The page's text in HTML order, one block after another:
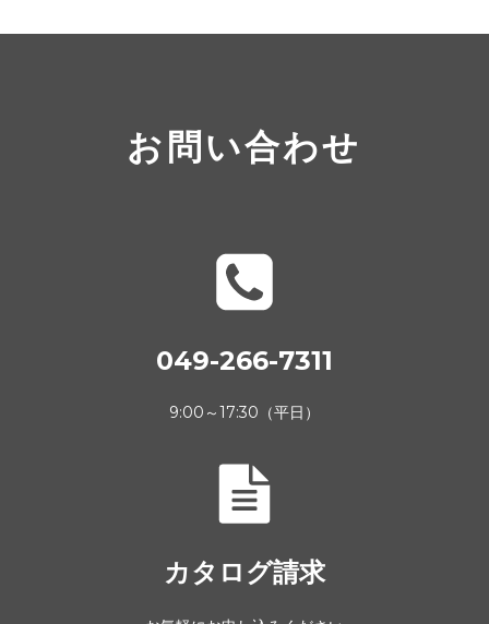
お問い合わせ
049-266-7311
9:00～17:30（平日）
カタログ請求